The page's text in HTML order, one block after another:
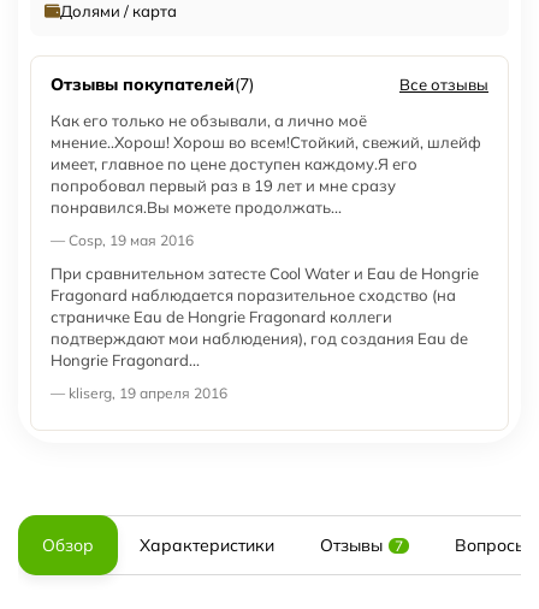
Долями / карта
Отзывы покупателей(7)
Все отзывы
Как его только не обзывали, а лично моё
мнение..Хорош! Хорош во всем!Стойкий, свежий, шлейф
имеет, главное по цене доступен каждому.Я его
попробовал первый раз в 19 лет и мне сразу
понравился.Вы можете продолжать...
— Cosp, 19 мая 2016
При сравнительном затесте Cool Water и Eau de Hongrie
Fragonard наблюдается поразительное сходство (на
страничке Eau de Hongrie Fragonard коллеги
подтверждают мои наблюдения), год создания Eau de
Hongrie Fragonard...
— kliserg, 19 апреля 2016
Обзор Характеристики Отзывы 7 Вопросы